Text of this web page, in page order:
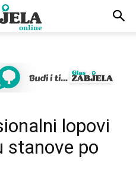
lopovi
stanove po